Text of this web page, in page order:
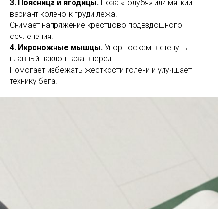
3. Поясница и ягодицы. Поза «голубя» или мягкий
вариант колено-к груди лёжа.
Снимает напряжение крестцово-подвздошного
сочленения.
4. Икроножные мышцы. Упор носком в стену →
плавный наклон таза вперёд.
Помогает избежать жёсткости голени и улучшает
технику бега.